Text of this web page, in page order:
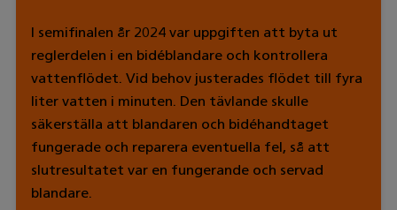
I semifinalen år 2024 var uppgiften att byta ut
reglerdelen i en bidéblandare och kontrollera
vattenflödet. Vid behov justerades flödet till fyra
liter vatten i minuten. Den tävlande skulle
säkerställa att blandaren och bidéhandtaget
fungerade och reparera eventuella fel, så att
slutresultatet var en fungerande och servad
blandare.